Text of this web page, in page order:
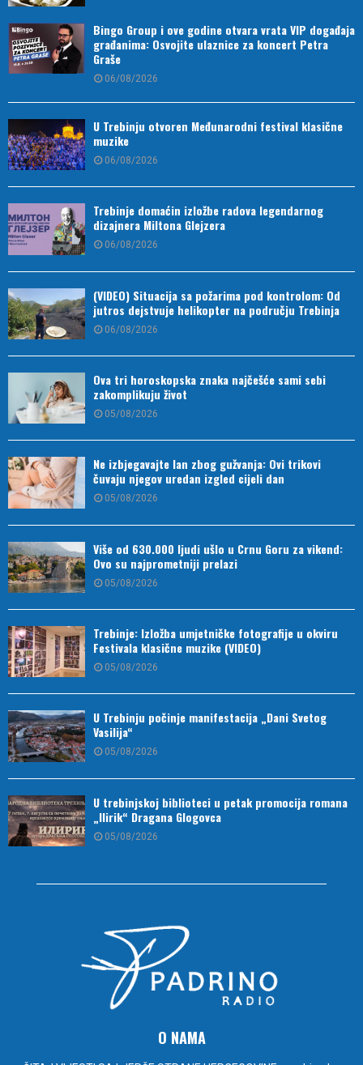
Bingo Group i ove godine otvara vrata VIP događaja
građanima: Osvojite ulaznice za koncert Petra
Graše
06/08/2026
U Trebinju otvoren Međunarodni festival klasične
muzike
06/08/2026
Trebinje domaćin izložbe radova legendarnog
dizajnera Miltona Glejzera
06/08/2026
(VIDEO) Situacija sa požarima pod kontrolom: Od
jutros dejstvuje helikopter na području Trebinja
06/08/2026
Ova tri horoskopska znaka najčešće sami sebi
zakomplikuju život
05/08/2026
Ne izbjegavajte lan zbog gužvanja: Ovi trikovi
čuvaju njegov uredan izgled cijeli dan
05/08/2026
Više od 630.000 ljudi ušlo u Crnu Goru za vikend:
Ovo su najprometniji prelazi
05/08/2026
Trebinje: Izložba umjetničke fotografije u okviru
Festivala klasične muzike (VIDEO)
05/08/2026
U Trebinju počinje manifestacija „Dani Svetog
Vasilija“
05/08/2026
U trebinjskoj biblioteci u petak promocija romana
„Ilirik“ Dragana Glogovca
05/08/2026
O NAMA